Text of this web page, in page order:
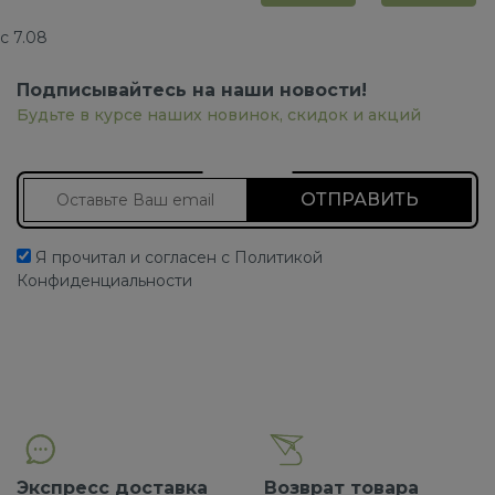
с 7.08
Подписывайтесь на наши новости!
Будьте в курсе наших новинок, скидок и акций
Я прочитал и согласен с Политикой
Конфиденциальности
Экспресс доставка Возврат товара